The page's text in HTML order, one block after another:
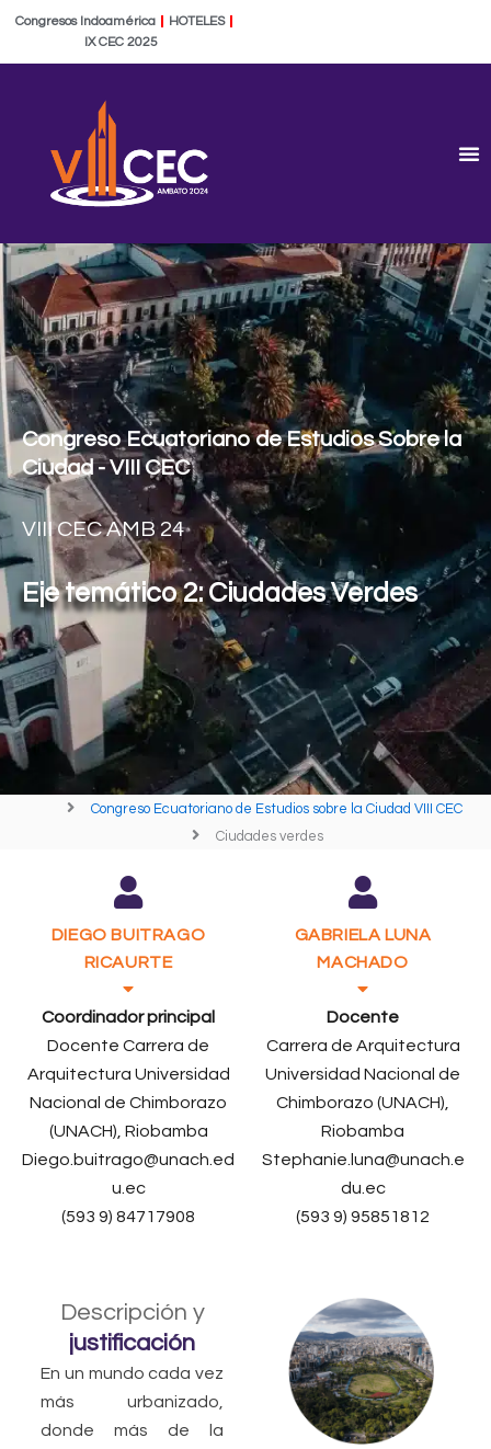
contenido
Congresos Indoamérica
HOTELES
IX CEC 2025
Congreso Ecuatoriano de Estudios Sobre la
Ciudad - VIII CEC
VIII CEC AMB 24
Eje temático 2: Ciudades Verdes
Congreso Ecuatoriano de Estudios sobre la Ciudad VIII CEC
Ciudades verdes
DIEGO BUITRAGO
RICAURTE
Coordinador principal
Docente Carrera de
Arquitectura Universidad
Nacional de Chimborazo
(UNACH), Riobamba
Diego.buitrago@unach.ed
u.ec
(593 9) 84717908
GABRIELA LUNA
MACHADO
Docente
Carrera de Arquitectura
Universidad Nacional de
Chimborazo (UNACH),
Riobamba
Stephanie.luna@unach.e
du.ec
(593 9) 95851812
Descripción y
justificación
En un mundo cada vez
más urbanizado,
donde más de la